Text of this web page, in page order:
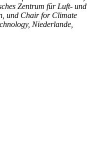
Zentrum für Luft- und
und Chair for Climate
Niederlande,